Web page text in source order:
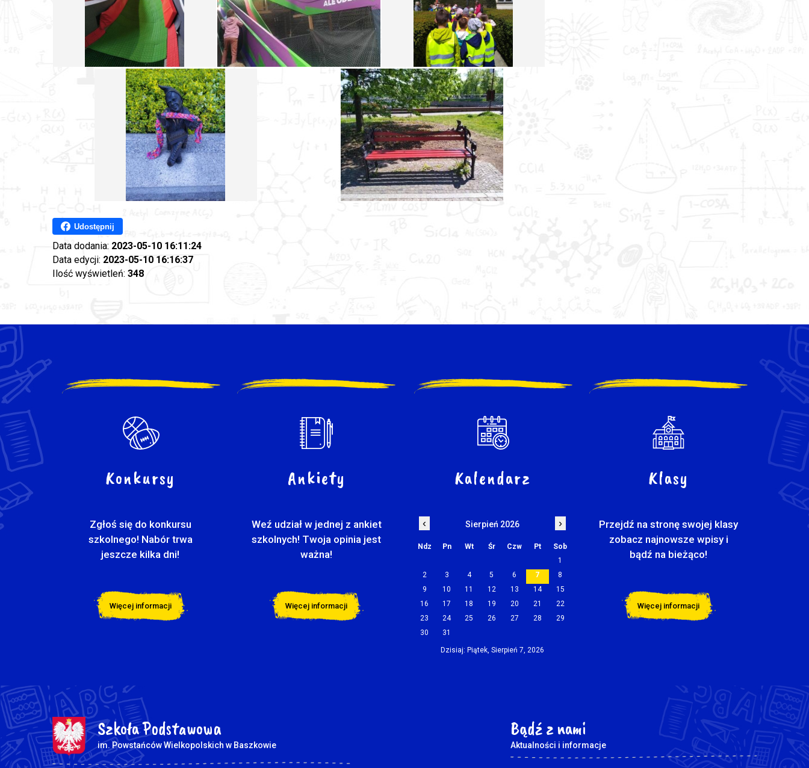
Udostępnij
Data dodania: 2023-05-10 16:11:24
Data edycji: 2023-05-10 16:16:37
Ilość wyświetleń: 348
Konkursy
Zgłoś się do konkursu
szkolnego! Nabór trwa
jeszcze kilka dni!
Więcej informacji
Ankiety
Weź udział w jednej z ankiet
szkolnych! Twoja opinia jest
ważna!
Więcej informacji
Kalendarz
‹ Sierpień 2026 ›
Ndz Pn Wt Śr Czw Pt
Sob
1
2
3 4 5 6 7
8
9
10 11 12 13 14
15
16
17 18 19 20 21
22
23
24 25 26 27 28
29
30
31
Dzisiaj: Piątek, Sierpień 7, 2026
Klasy
Przejdź na stronę swojej klasy
zobacz najnowsze wpisy i
bądź na bieżąco!
Więcej informacji
Szkoła Podstawowa
im. Powstańców Wielkopolskich w Baszkowie
Bądź z nami
Aktualności i informacje